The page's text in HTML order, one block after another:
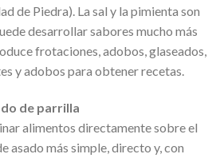
de Piedra). La sal y la pimienta son
desarrollar sabores mucho más
frotaciones, adobos, glaseados,
y adobos para obtener recetas.
de parrilla
alimentos directamente sobre el
asado más simple, directo y, con